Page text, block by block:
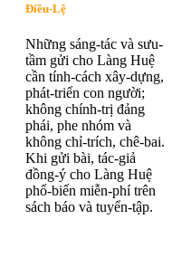
Điều-Lệ
Những sáng-tác và sưu-
tầm gửi cho Làng Huệ
cần tính-cách xây-dựng,
phát-triển con người;
không chính-trị đảng
phái, phe nhóm và
không chỉ-trích, chê-bai.
Khi gửi bài, tác-giả
đồng-ý cho Làng Huệ
phổ-biến miễn-phí trên
sách báo và tuyển-tập.